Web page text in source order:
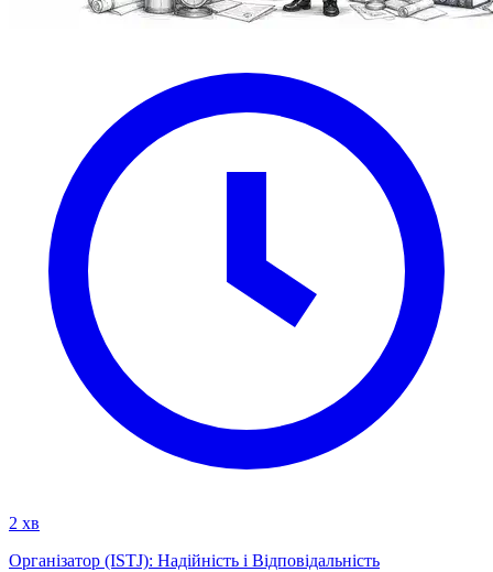
2 хв
Організатор (ISTJ): Надійність і Відповідальність